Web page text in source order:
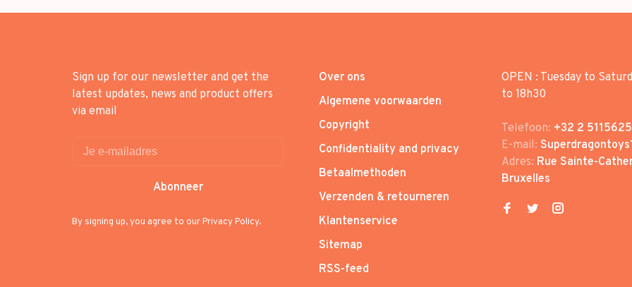
Sign up for our newsletter and get the
latest updates, news and product offers
via email
Abonneer
By signing up, you agree to our Privacy Policy.
Over ons
Algemene voorwaarden
Copyright
Confidentiality and privacy
Betaalmethoden
Verzenden & retourneren
Klantenservice
Sitemap
RSS-feed
OPEN : Tuesday to
to 18h30
Telefoon: +32 2 5115625
E-mail:
Adres: Rue Sainte-
Bruxelles